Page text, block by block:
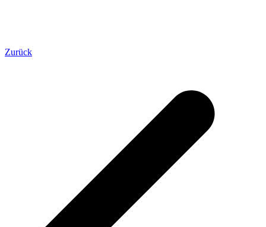
Zurück